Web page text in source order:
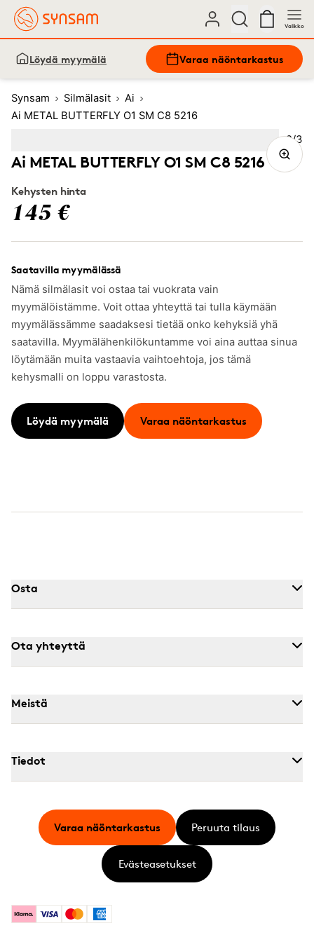
Valikko
Löydä myymälä Varaa näöntarkastus
Synsam Silmälasit
Ai
Ai METAL BUTTERFLY O1 SM C8 5216
Ai METAL BUTTERFLY O1 SM C8 5216
Kehysten hinta
145 €
Saatavilla myymälässä
Nämä silmälasit voi ostaa tai vuokrata vain
myymälöistämme. Voit ottaa yhteyttä tai tulla käymään
myymälässämme saadaksesi tietää onko kehyksiä yhä
saatavilla. Myymälähenkilökuntamme voi aina auttaa sinua
löytämään muita vastaavia vaihtoehtoja, jos tämä
kehysmalli on loppu varastosta.
Löydä myymälä Varaa näöntarkastus
Kuva
2/3
3
Osta
Ota yhteyttä
Meistä
Tiedot
KlarnaVisa MastercardAmerican Express
Varaa näöntarkastus Peruuta tilaus
Evästeasetukset